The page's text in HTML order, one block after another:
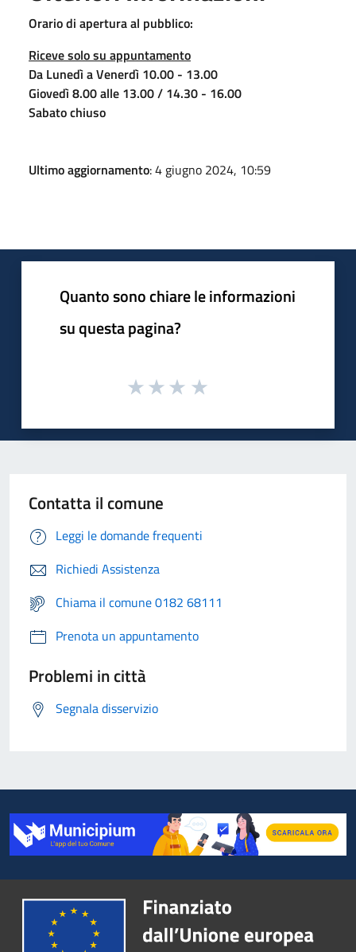
Orario di apertura al pubblico:
Riceve solo su appuntamento
Da Lunedì a Venerdì 10.00 - 13.00
Giovedì 8.00 alle 13.00 / 14.30 - 16.00
Sabato chiuso
Ultimo aggiornamento: 4 giugno 2024, 10:59
Quanto sono chiare le informazioni
su questa pagina?
Contatta il comune
Leggi le domande frequenti
Richiedi Assistenza
Chiama il comune 0182 68111
Prenota un appuntamento
Problemi in città
Segnala disservizio